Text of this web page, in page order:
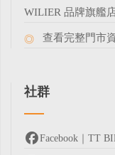
WILIER 品牌旗艦
查看完整門市
社群
Facebook｜TT